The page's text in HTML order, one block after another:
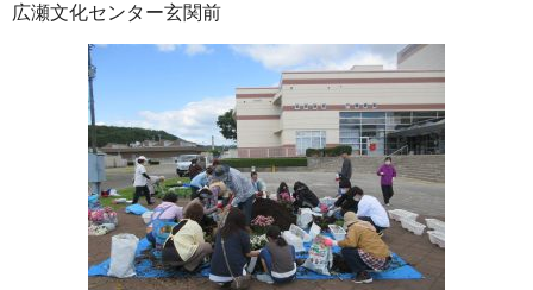
広瀬文化センター玄関前